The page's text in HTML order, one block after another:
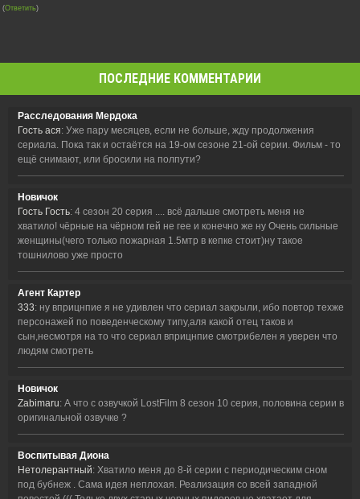
(Ответить)
ПОСЛЕДНИЕ КОММЕНТАРИИ
Расследования Мердока
Гость ася: Уже пару месяцев, если не больше, жду продолжения
сериала. Пока так и остаётся на 19-ом сезоне 21-ой серии. Фильм - то
ещё снимают, или бросили на полпути?
Новичок
Гость Гость: 4 сезон 20 серия .... всё дальше смотреть меня не
хватило! чёрные на чёрном гей не гее и конечно же ну Очень сильные
женщины(чего только пожарная 1.5мтр в кепке стоит)ну такое
тошнилово уже просто
Агент Картер
333: ну вприцнпие я не удивлен что сериал закрыли, ибо повтор техже
персонажей по поведенческому типу,аля какой отец таков и
сын,несмотря на то что сериал вприцнпие смотрибелен я уверен что
людям смотреть
Новичок
Zabimaru: А что с озвучкой LostFilm 8 сезон 10 серия, половина серии в
оригинальной озвучке ?
Воспитывая Диона
Нетолерантный: Хватило меня до 8-й серии с периодическим сном
под бубнеж . Сама идея неплохая. Реализация со всей западной